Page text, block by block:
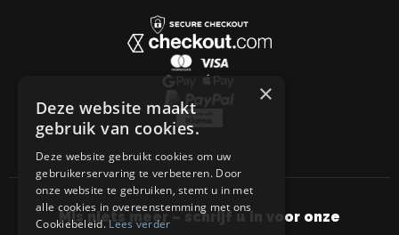
Mis niets meer – schrijf u in voor onze
×
Deze website maakt
gebruik van cookies.
Deze website gebruikt cookies om uw
gebruikerservaring te verbeteren. Door
onze website te gebruiken, stemt u in met
alle cookies in overeenstemming met ons
Cookiebeleid.Lees verder